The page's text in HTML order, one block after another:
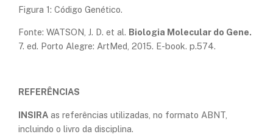
Figura 1: Código Genético.
Fonte: WATSON, J. D. et al. Biologia Molecular do Gene.
7. ed. Porto Alegre: ArtMed, 2015. E-book. p.574.
REFERÊNCIAS
INSIRA as referências utilizadas, no formato ABNT,
incluindo o livro da disciplina.